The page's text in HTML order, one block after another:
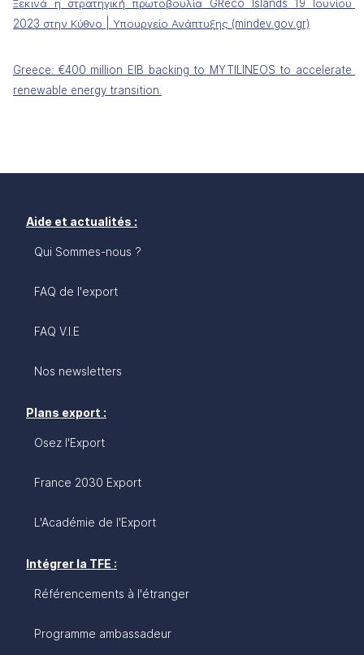
Ξεκινά η στρατηγική πρωτοβουλία GReco Islands 19 Ιουνίου
2023 στην Κύθνο | Υπουργείο Ανάπτυξης (mindev.gov.gr)
Greece: €400 million EIB backing to MYTILINEOS to accelerate
renewable energy transition.
Aide et actualités :
Qui Sommes-nous ?
FAQ de l'export
FAQ V.I.E
Nos newsletters
Plans export :
Osez l'Export
France 2030 Export
L'Académie de l'Export
Intégrer la TFE :
Référencements à l'étranger
Programme ambassadeur